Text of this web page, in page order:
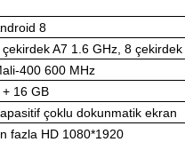
8
çekirdek A7 1.6 GHz, 8
400 600 MHz
+ 16 GB
çoklu dokunmatik ekran
fazla HD 1080*1920